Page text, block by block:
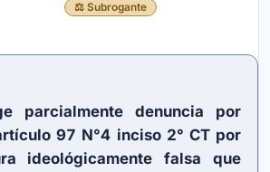
⚖️ Subrogante
parcialmente denuncia por
97 N°4 inciso 2° CT por
ideológicamente falsa que